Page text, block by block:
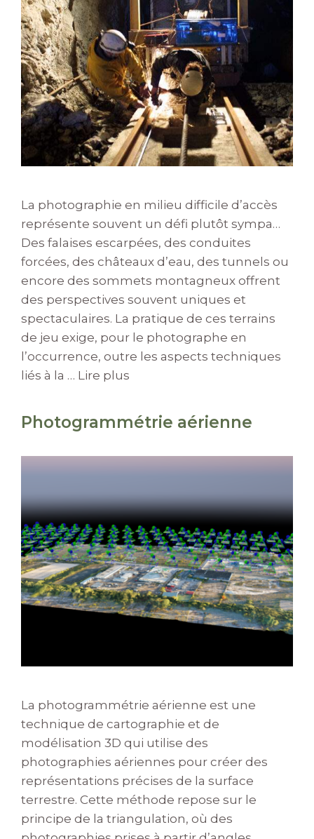
La photographie en milieu difficile d’accès
représente souvent un défi plutôt sympa…
Des falaises escarpées, des conduites
forcées, des châteaux d’eau, des tunnels ou
encore des sommets montagneux offrent
des perspectives souvent uniques et
spectaculaires. La pratique de ces terrains
de jeu exige, pour le photographe en
l’occurrence, outre les aspects techniques
liés à la … Lire plus
Photogrammétrie aérienne
La photogrammétrie aérienne est une
technique de cartographie et de
modélisation 3D qui utilise des
photographies aériennes pour créer des
représentations précises de la surface
terrestre. Cette méthode repose sur le
principe de la triangulation, où des